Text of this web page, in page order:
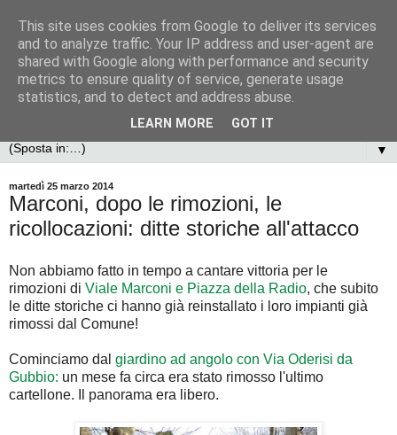
▼
martedì 25 marzo 2014
Marconi, dopo le rimozioni, le
ricollocazioni: ditte storiche all'attacco
Non abbiamo fatto in tempo a cantare vittoria per le
rimozioni di Viale Marconi e Piazza della Radio, che subito
le ditte storiche ci hanno già reinstallato i loro impianti già
rimossi dal Comune!
Cominciamo dal giardino ad angolo con Via Oderisi da
Gubbio: un mese fa circa era stato rimosso l'ultimo
cartellone. Il panorama era libero.
This site uses cookies from Google to deliver its services
and to analyze traffic. Your IP address and user-agent are
shared with Google along with performance and security
metrics to ensure quality of service, generate usage
statistics, and to detect and address abuse.
LEARN MORE GOT IT